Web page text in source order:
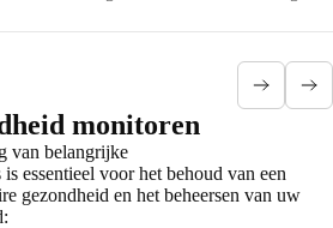
monitoren
van belangrijke
is essentieel voor het behoud van een
gezondheid en het beheersen van uw